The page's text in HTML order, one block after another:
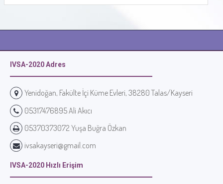
IVSA-2020 Adres
Yenidoğan, Fakülte İçi Küme Evleri, 38280 Talas/Kayseri
05317476895 Ali Akıcı
05370373072 Yuşa Buğra Özkan
ivsakayseri@gmail.com
IVSA-2020 Hızlı Erişim